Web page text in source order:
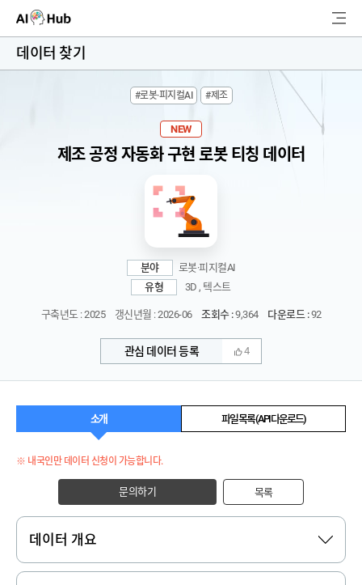
AI-Hub
AI 데이터찾기
AI 개발지원
색
데이터 찾기
#로봇·피지컬AI #제조
NEW
제조 공정 자동화 구현 로봇 티칭 데이터
분야
로봇·피지컬AI
유형
3D , 텍스트
구축년도 : 2025 갱신년월 : 2026-06 조회수 :9,364 다운로드 :92
관심 데이터 등록 4
소개 파일 목록 (API 다운로드)
※ 내국인만 데이터 신청이 가능합니다.
문의하기 목록
데이터 개요